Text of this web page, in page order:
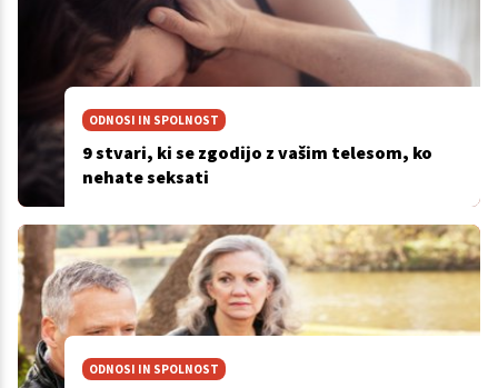
ODNOSI IN SPOLNOST
9 stvari, ki se zgodijo z vašim telesom, ko
nehate seksati
ODNOSI IN SPOLNOST